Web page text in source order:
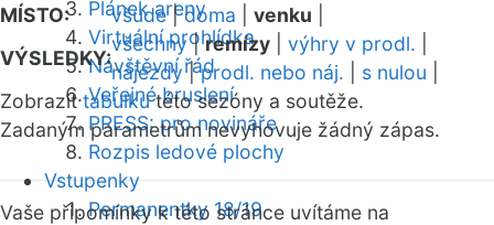
Plánek areny
Virtuální prohlídka
Návštěvní řád
Veřejné bruslení
PRESS: pro novináře
Rozpis ledové plochy
Vstupenky
Permanentky 18/19
MÍSTO:
všude|doma venku
VÝSLEDKY:
všechny|remízy výhry v prodl.
nájezdy|prodl. nebo náj. s nulou
Zobrazittabulkutéto sezóny a soutěže.
Zadaným parametrům nevyhovuje žádný zápas.
Vaše připomínky k této stránce uvítáme na